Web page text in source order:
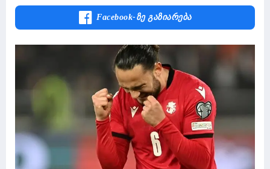
Facebook-Ზე Გაზიარება